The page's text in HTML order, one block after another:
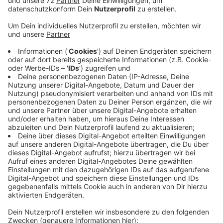
Veröffentlicht:Mittwoch, 22.01.2025 13:27
Anzeige
133 Betriebe mussten schließen, weil sie
zahlungsunfähig sind. Jeweils fast 20 weitere Betriebe
schlossen wegen zumindest wegen finanzieller
Engpässe und aufgrund von Auftragsmangel, sagt die
Handwerkskammer in der Region jetzt. Es gelte
dringend hohe Energie- und Bürokratiekosten
abzubauen. Auch steigende Sozialabgaben
überfordern viele Unternehmen in wirtschaftlich
schwierigen Zeiten. Außerdem stünde ein Drittel der
Betriebsinhaber, Gesellschafter und gesetzlichen
Vertreter kurz vor der Rente, sagt die HWK. Das zeige,
wie wichtig es ist, jetzt Nachfolger durch attraktive
Rahmenbedingungen für den Job zu sichern.